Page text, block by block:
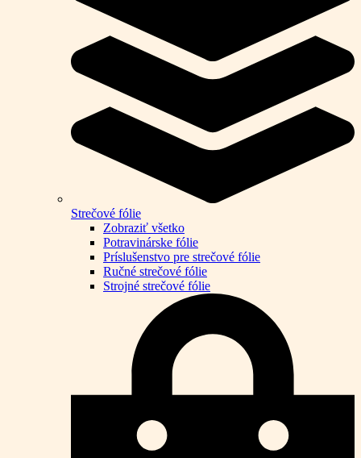
Strečové fólie
Zobraziť všetko
Potravinárske fólie
Príslušenstvo pre strečové fólie
Ručné strečové fólie
Strojné strečové fólie